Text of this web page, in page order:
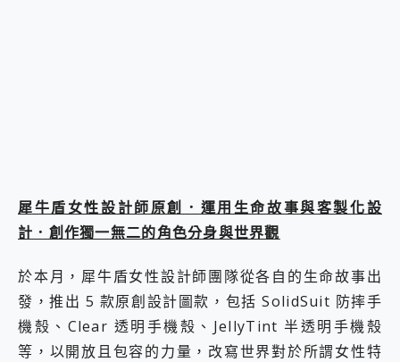
犀牛盾女性設計師原創．運用生命故事與客製化設
計．創作獨一無二的角色分身與世界觀
於本月，犀牛盾女性設計師團隊從各自的生命故事出
發，推出 5 款原創設計圖款，包括 SolidSuit 防摔手
機殼、Clear 透明手機殼、JellyTint 半透明手機殼
等，以開放且包容的力量，改寫世界對於所謂女性特